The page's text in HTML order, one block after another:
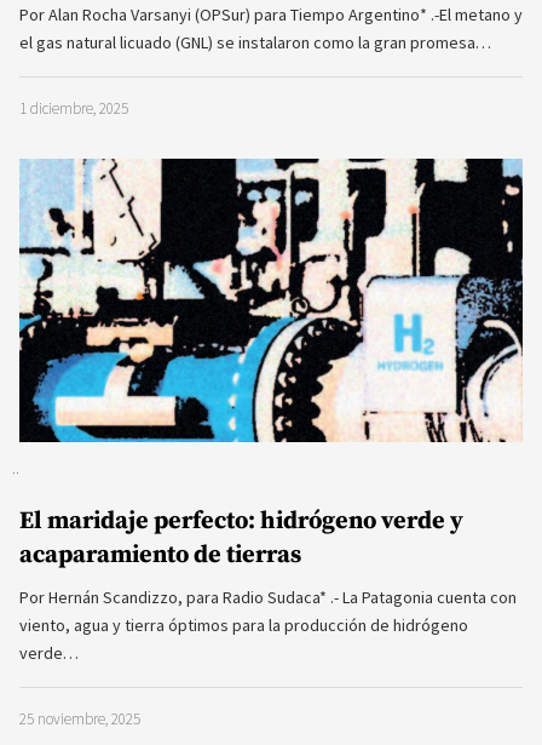
Por Alan Rocha Varsanyi (OPSur) para Tiempo Argentino* .-El metano y
el gas natural licuado (GNL) se instalaron como la gran promesa…
1 diciembre, 2025
El maridaje perfecto: hidrógeno verde y
acaparamiento de tierras
Por Hernán Scandizzo, para Radio Sudaca* .- La Patagonia cuenta con
viento, agua y tierra óptimos para la producción de hidrógeno
verde…
25 noviembre, 2025